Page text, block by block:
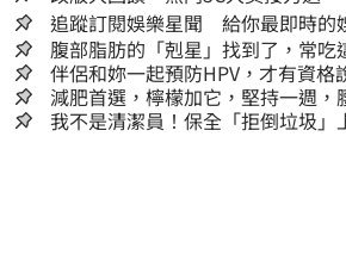
追蹤訂閱娛樂星聞 給你最即時的
腹部脂肪的「剋星」找到了，常吃
囊，瘦出小蠻腰
伴侶和妳一起預防HPV，才有資格
減肥首選，檸檬加它，堅持一週，
人生
我不是清潔員！保全「拒倒垃圾